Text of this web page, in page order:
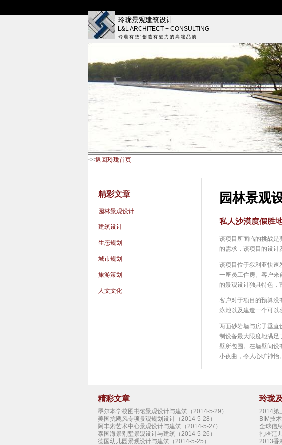
玲珑景观建筑设计
L&L ARCHITECT + CONSULTING
玲 瓏 有 致 I 创 造 有 魅 力 的 高 端 品 质
<<返回玲珑首页
精彩文章
园林景观设计
建筑设计
生态规划
城市规划
旅游策划
人文文化
园林景观
私人沙漠度假胜
该项目所面临的挑战是
的需求，该项目的设计
该项目位于叙利亚快速
一座员工住房。客户来
的景观设计独具特色，
客户对于项目的预算
泳池以及建造一个可以
两面砂岩墙与房子垂直
制设备最大限度地满足
壁所包围。在墙壁间设
小夜曲，令人心旷神怡
新泳池位于原住房的
地排列在一起，并由当
区和按摩池。
该项自仅采用了3 种
精彩文章
墨尔本学校图书馆景观设计与建筑（2014-5-29）
美国抗飓风专项景观规划设计（2014-5-28）
阿丰索艺术中心景观设计与建筑（2014-5-27）
泰国海景别墅景观设计与建筑（2014-5-26）
德国幼儿园景观设计与建筑（2014-5-25）
玲珑
2014第
BIM技
全球信
扎哈范
2013香